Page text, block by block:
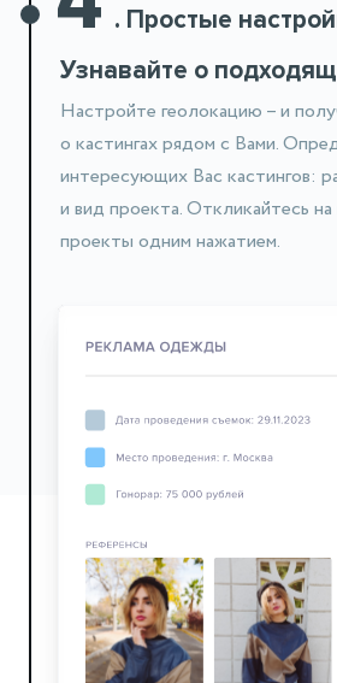
. Простые
Узнавайте о
Настройте геолокацию – и
о кастингах рядом с Вами.
интересующих Вас кастингов:
и вид проекта. Откликайтесь
проекты одним нажатием.